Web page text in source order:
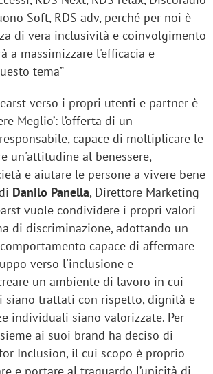
Soft, RDS adv, perché per noi è
di vera inclusività e coinvolgimento
a massimizzare l'efficacia e
tema”
verso i propri utenti e partner è
Meglio’: l’offerta di un
capace di moltiplicare le
un'attitudine al benessere,
e aiutare le persone a vivere bene
Danilo Panella, Direttore Marketing
vuole condividere i propri valori
di discriminazione, adottando un
capace di affermare
verso l'inclusione e
un ambiente di lavoro in cui
trattati con rispetto, dignità e
individuali siano valorizzate. Per
ai suoi brand ha deciso di
Inclusion, il cui scopo è proprio